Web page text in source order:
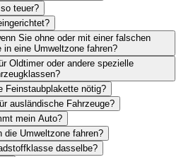
teuer?
Sie ohne oder mit einer falschen
in eine Umweltzone fahren?
Oldtimer oder andere spezielle
Feinstaubplakette nötig?
ausländische Fahrzeuge?
mein Auto?
die Umweltzone fahren?
dasselbe?